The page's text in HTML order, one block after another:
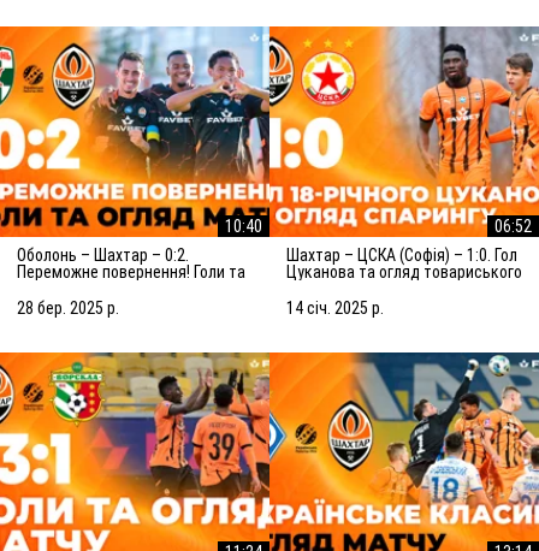
10:40
Оболонь – Шахтар – 0:2.
Переможне повернення! Голи та
28 бер. 2025 р.
06:52
Шахтар – ЦСКА (Софія) – 1:0. Гол
Цуканова та огляд товариського
14 січ. 2025 р.